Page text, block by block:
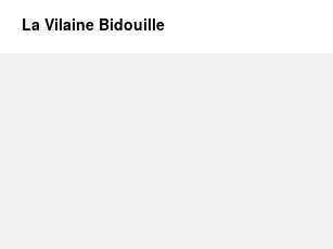
La Vilaine Bidouille